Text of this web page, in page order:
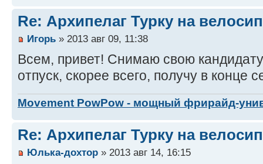
Re: Архипелаг Турку на
Игорь » 2013 авг 09, 11:38
Всем, привет! Снимаю свою
отпуск, скорее всего, получу в конце
Movement PowPow - мощный фрирайд-
Re: Архипелаг Турку на
Юлька-дохтор » 2013 авг 14, 16:15